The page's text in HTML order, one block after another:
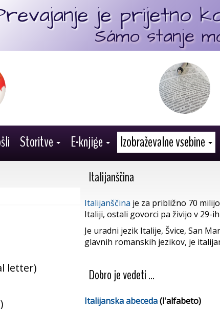
je prijetno
Sámo stanje
Storitve E-knjige Izobraževalne vsebine
Italijanščina
Italijanščina je za približno 70
Italiji, ostali govorci pa živijo v 29-
Je uradni jezik Italije, Švice, San
glavnih romanskih jezikov, je
Dobro je vedeti ...
Italijanska abeceda(l'alfabeto)
letter)